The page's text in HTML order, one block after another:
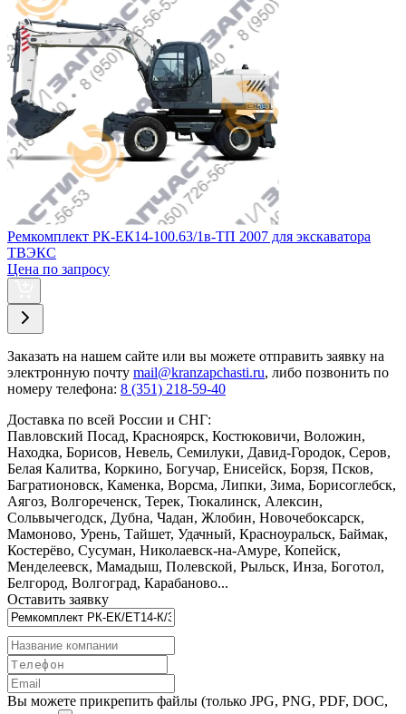
Ремкомплект РК-ЕК14-100.63/1в-ТП 2007 для экскаватора
ТВЭКС
Цена по запросу
Заказать на нашем сайте или вы можете отправить заявку на
электронную почту mail@kranzapchasti.ru, либо позвонить по
номеру телефона: 8 (351) 218-59-40
Доставка по всей России и СНГ:
Павловский Посад, Красноярск, Костюковичи, Воложин,
Находка, Борисов, Невель, Семилуки, Давид-Городок, Серов,
Белая Калитва, Коркино, Богучар, Енисейск, Борзя, Псков,
Багратионовск, Каменка, Ворсма, Липки, Зима, Борисоглебск,
Аягоз, Волгореченск, Терек, Тюкалинск, Алексин,
Сольвычегодск, Дубна, Чадан, Жлобин, Новочебоксарск,
Мамоново, Урень, Тайшет, Удачный, Красноуральск, Баймак,
Костерёво, Сусуман, Николаевск-на-Амуре, Копейск,
Менделеевск, Мамадыш, Полевской, Рыльск, Инза, Боготол,
Белгород, Волгоград, Карабаново...
Оставить заявку
Вы можете прикрепить файлы (только JPG, PNG, PDF, DOC,